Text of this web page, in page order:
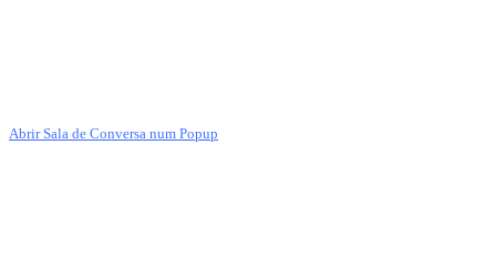
Abrir Sala de Conversa num Popup